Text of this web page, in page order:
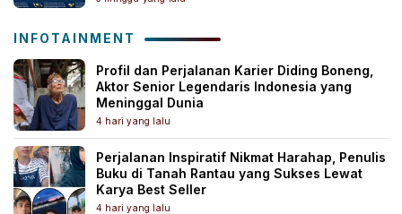
INFOTAINMENT
Profil dan Perjalanan Karier Diding Boneng,
Aktor Senior Legendaris Indonesia yang
Meninggal Dunia
4 hari yang lalu
Perjalanan Inspiratif Nikmat Harahap, Penulis
Buku di Tanah Rantau yang Sukses Lewat
Karya Best Seller
4 hari yang lalu